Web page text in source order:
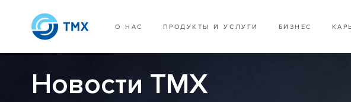
О НАС ПРОДУКТЫ И УСЛУГИ БИЗНЕС
Новости ТМХ